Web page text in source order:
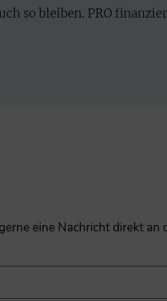
so bleiben. PRO
eine Nachricht direkt an